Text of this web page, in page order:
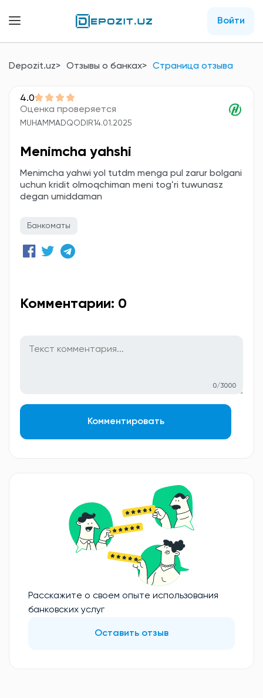
Войти
Depozit.uz Отзывы о банках Страница отзыва
4.0
Оценка проверяется
MUHAMMADQODIR14.01.2025
Menimcha yahshi
Menimcha yahwi yol tutdm menga pul zarur bolgani
uchun kridit olmoqchiman meni togʻri tuwunasz
degan umiddaman
Банкоматы
Комментарии: 0
0/3000
Комментировать
Расскажите о своем опыте использования
банковских услуг
Оставить отзыв